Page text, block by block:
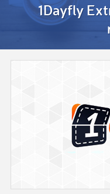
1Dayfly